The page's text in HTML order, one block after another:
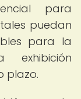
para
puedan
para la
exhibición
plazo.